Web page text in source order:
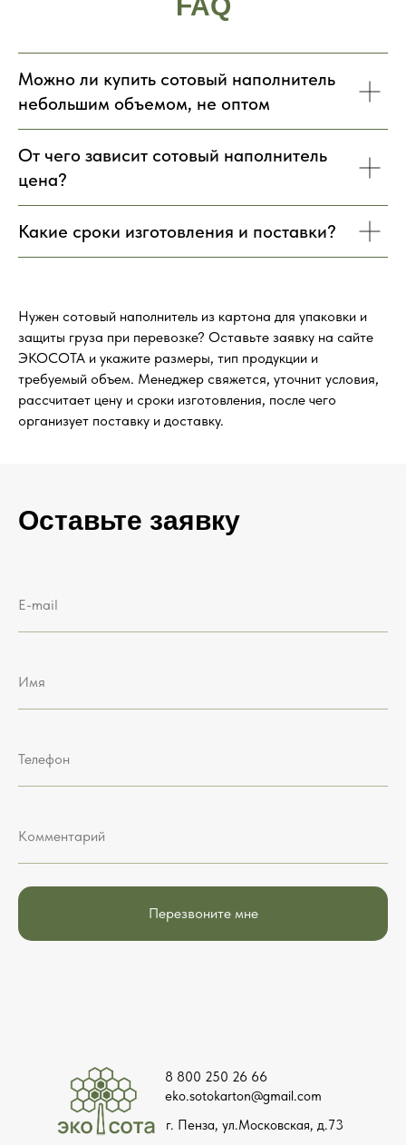
FAQ
Можно ли купить сотовый наполнитель
небольшим объемом, не оптом
От чего зависит сотовый наполнитель
цена?
Какие сроки изготовления и поставки?
Нужен сотовый наполнитель из картона для упаковки и
защиты груза при перевозке? Оставьте заявку на сайте
ЭКОСОТА и укажите размеры, тип продукции и
требуемый объем. Менеджер свяжется, уточнит условия,
рассчитает цену и сроки изготовления, после чего
организует поставку и доставку.
Оставьте заявку
E-mail
Имя
Телефон
Комментарий
Перезвоните мне
г. Пенза, ул.Московская, д.73
8 800 250 26 66
eko.sotokarton@gmail.com